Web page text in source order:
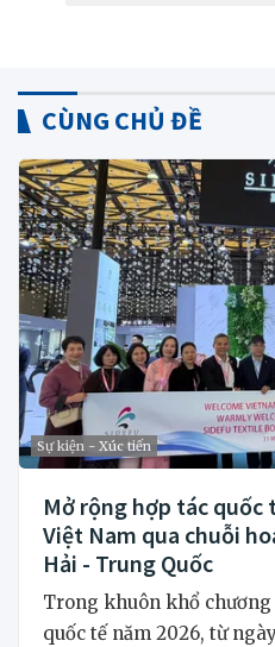
CÙNG CHỦ ĐỀ
Sự kiện - Xúc tiến
Mở rộng hợp tác quốc
Việt Nam qua chuỗi
Hải - Trung Quốc
Trong khuôn khổ
quốc tế năm 2026, từ